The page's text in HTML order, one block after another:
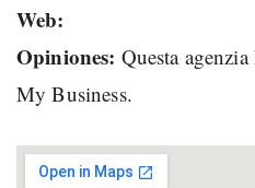
Web:
Opiniones: Questa
My Business.